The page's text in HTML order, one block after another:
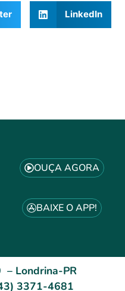
LinkedIn
OUÇA AGORA
BAIXE O APP!
– Londrina-PR
3371-4681